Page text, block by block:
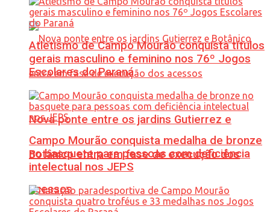
Nova ponte entre os jardins Gutierrez e
Botânico entra em fase de execução dos
acessos
Atletismo de Campo Mourão conquista títulos
gerais masculino e feminino nos 76º Jogos
Escolares do Paraná
Campo Mourão conquista medalha de bronze
no basquete para pessoas com deficiência
intelectual nos JEPS